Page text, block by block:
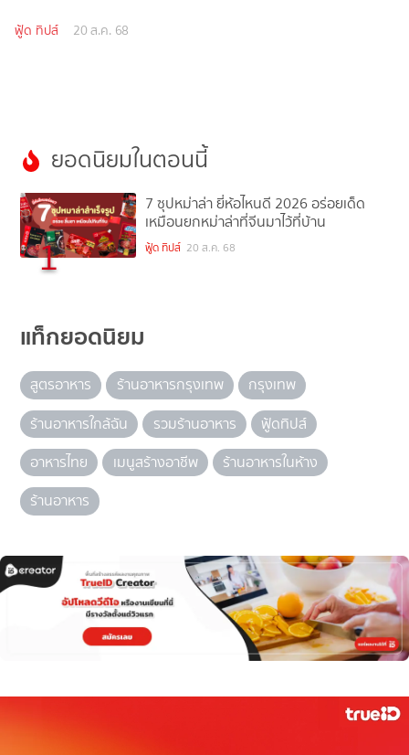
ฟู้ด ทิปส์ 20 ส.ค. 68
ยอดนิยมในตอนนี้
1
7 ซุปหม่าล่า ยี่ห้อไหนดี 2026 อร่อยเด็ด
เหมือนยกหม่าล่าที่จีนมาไว้ที่บ้าน
ฟู้ด ทิปส์ 20 ส.ค. 68
แท็กยอดนิยม
สูตรอาหาร ร้านอาหารกรุงเทพ
กรุงเทพ
ร้านอาหารใกล้ฉัน
รวมร้านอาหาร
ฟู้ดทิปส์
อาหารไทย
เมนูสร้างอาชีพ
ร้านอาหารในห้าง
ร้านอาหาร